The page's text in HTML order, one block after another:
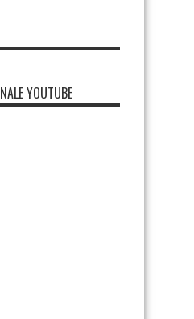
YOUTUBE